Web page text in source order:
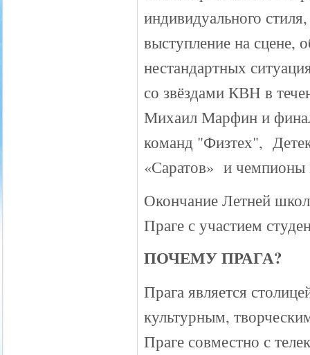
индивидуального
выступление на сцене,
нестандартных
со звёздами КВН в
Михаил Марфин и
команд "Физтех",
«Саратов» и
Окончание Летней
Праге с участием
ПОЧЕМУ ПРАГА?
Прага является
культурным,
Праге совместно с